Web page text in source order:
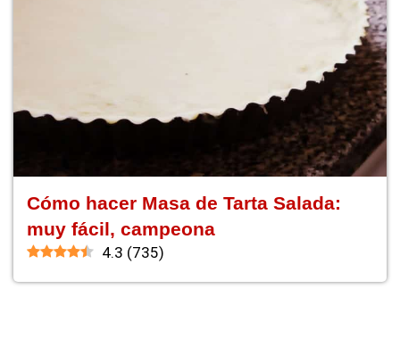
Cómo hacer Masa de Tarta Salada:
muy fácil, campeona
4.3 (735)